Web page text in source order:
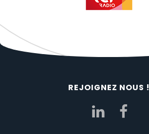
REJOIGNEZ NOUS !